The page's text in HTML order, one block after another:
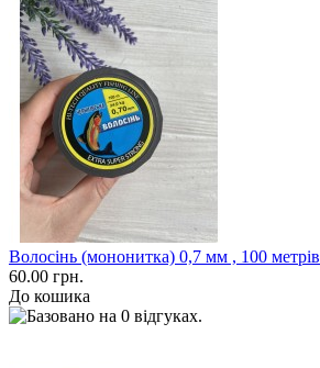
Волосінь (мононитка) 0,7 мм , 100 метрів
60.00 грн.
До кошика